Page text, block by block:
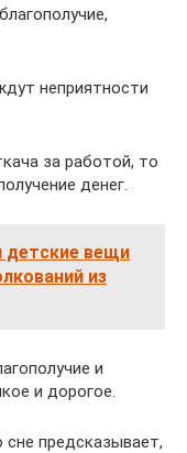
неприятности
за работой, то
денег.
детские вещи
из
и
и дорогое.
предсказывает,